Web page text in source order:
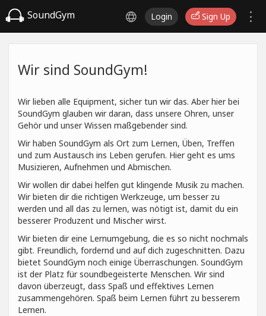
SoundGym Login Sign Up
Wir sind SoundGym!
Wir lieben alle Equipment, sicher tun wir das. Aber hier bei
SoundGym glauben wir daran, dass unsere Ohren, unser
Gehör und unser Wissen maßgebender sind.
Wir haben SoundGym als Ort zum Lernen, Üben, Treffen
und zum Austausch ins Leben gerufen. Hier geht es ums
Musizieren, Aufnehmen und Abmischen.
Wir wollen dir dabei helfen gut klingende Musik zu machen.
Wir bieten dir die richtigen Werkzeuge, um besser zu
werden und all das zu lernen, was nötigt ist, damit du ein
besserer Produzent und Mischer wirst.
Wir bieten dir eine Lernumgebung, die es so nicht nochmals
gibt. Freundlich, fordernd und auf dich zugeschnitten. Dazu
bietet SoundGym noch einige Überraschungen. SoundGym
ist der Platz für soundbegeisterte Menschen. Wir sind
davon überzeugt, dass Spaß und effektives Lernen
zusammengehören. Spaß beim Lernen führt zu besserem
Lernen.